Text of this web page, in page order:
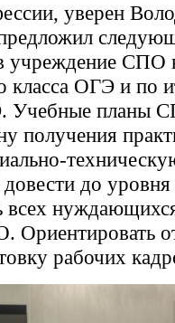
уверен
учреждение СПО
класса ОГЭ и по
Учебные планы
получения
до уровня
всех
Ориентировать
рабочих